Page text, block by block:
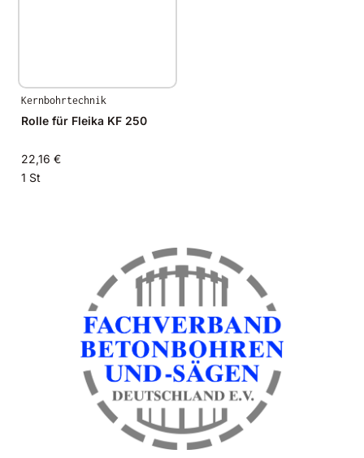
Kernbohrtechnik
Rolle für Fleika KF 250
22,16 €
1 St